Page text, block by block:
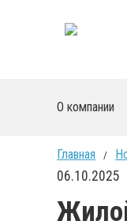
О компании
Главная /
06.10.2025